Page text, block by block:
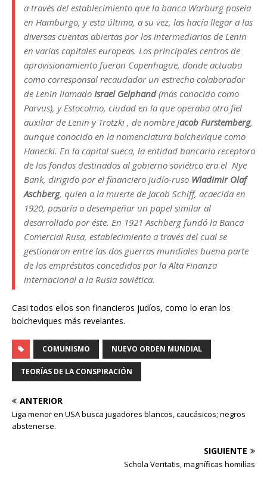
a través del establecimiento que la banca Warburg poseía
en Hamburgo, y esta última, a su vez, las hacía llegar a las
diversas cuentas abiertas por los intermediarios de Lenin
en varias capitales europeas. Los principales centros de
aprovisionamiento fueron Copenhague, donde actuaba
como corresponsal recaudador un estrecho colaborador
de Lenin llamado Israel Gelphand(más conocido como
Parvus), y Estocolmo, ciudad en la que operaba otro fiel
auxiliar de Lenin y Trotzki , de nombre Jacob Furstemberg,
aunque conocido en la nomenclatura bolchevique como
Hanecki. En la capital sueca, la entidad bancaria receptora
de los fondos destinados al gobierno soviético era el Nye
Bank, dirigido por el financiero judío-ruso Wladimir Olaf
Aschberg, quien a la muerte de Jacob Schiff, acaecida en
1920, pasaría a desempeñar un papel similar al
desarrollado por éste. En 1921 Aschberg fundó la Banca
Comercial Rusa, establecimiento a través del cual se
gestionaron entre las dos guerras mundiales buena parte
de los empréstitos concedidos por la Alta Finanza
internacional a la Rusia soviética.
Casi todos ellos son financieros judíos, como lo eran los
bolcheviques más revelantes.
COMUNISMO NUEVO ORDEN MUNDIAL
TEORÍAS DE LA CONSPIRACIÓN
ANTERIOR
Liga menor en USA busca jugadores blancos, caucásicos; negros
abstenerse.
SIGUIENTE
Schola Veritatis, magníficas homilías